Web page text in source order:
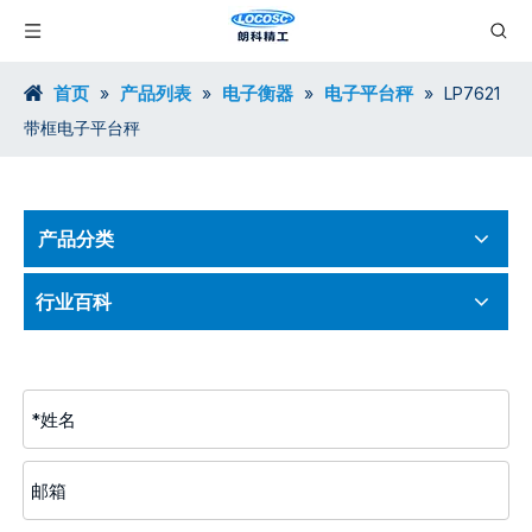
首页 » 产品列表 » 电子衡器 » 电子平台秤 » LP7621
带框电子平台秤
产品分类
行业百科